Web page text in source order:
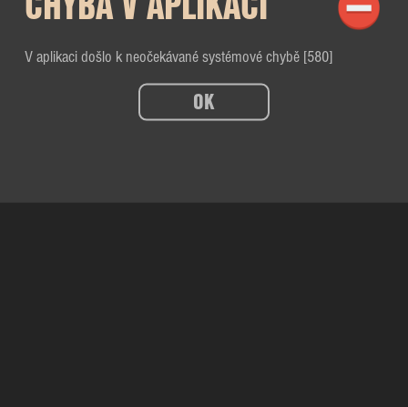
CHYBA V APLIKACI
V aplikaci došlo k neočekávané systémové chybě [580]
OK